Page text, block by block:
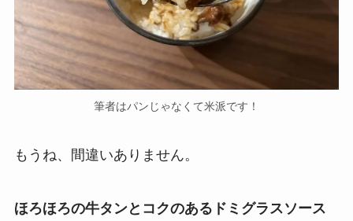
筆者はパンじゃなくて米派です！
もうね、間違いありません。
ほろほろの牛タンとコクのあるドミグラスソース